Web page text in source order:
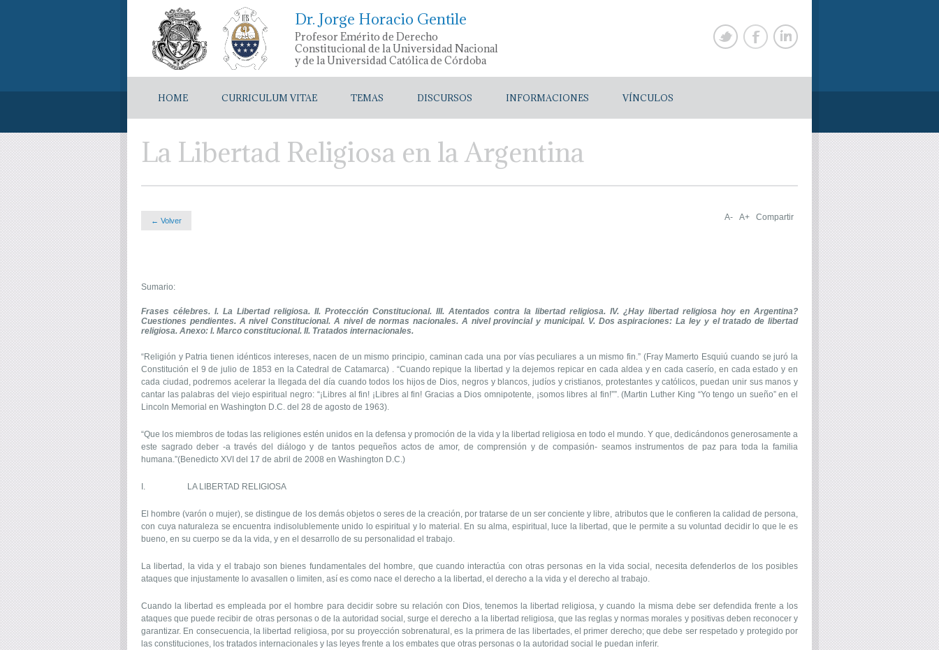
Dr. Jorge Horacio Gentile
Profesor Emérito de Derecho
Constitucional de la Universidad Nacional
y de la Universidad Católica de Córdoba
HOME CURRICULUM VITAE TEMAS DISCURSOS INFORMACIONES VÍNCULOS
La Libertad Religiosa en la Argentina
← Volver A- A+ Compartir
Sumario:
Frases célebres. I. La Libertad religiosa. II. Protección Constitucional. III. Atentados contra la libertad religiosa. IV. ¿Hay libertad religiosa hoy en Argentina?
Cuestiones pendientes. A nivel Constitucional. A nivel de normas nacionales. A nivel provincial y municipal. V. Dos aspiraciones: La ley y el tratado de libertad
religiosa. Anexo: I. Marco constitucional. II. Tratados internacionales.
“Religión y Patria tienen idénticos intereses, nacen de un mismo principio, caminan cada una por vías peculiares a un mismo fin.” (Fray Mamerto Esquiú cuando se juró la
Constitución el 9 de julio de 1853 en la Catedral de Catamarca) . “Cuando repique la libertad y la dejemos repicar en cada aldea y en cada caserío, en cada estado y en
cada ciudad, podremos acelerar la llegada del día cuando todos los hijos de Dios, negros y blancos, judíos y cristianos, protestantes y católicos, puedan unir sus manos y
cantar las palabras del viejo espiritual negro: “¡Libres al fin! ¡Libres al fin! Gracias a Dios omnipotente, ¡somos libres al fin!””. (Martin Luther King “Yo tengo un sueño” en el
Lincoln Memorial en Washington D.C. del 28 de agosto de 1963).
“Que los miembros de todas las religiones estén unidos en la defensa y promoción de la vida y la libertad religiosa en todo el mundo. Y que, dedicándonos generosamente a
este sagrado deber -a través del diálogo y de tantos pequeños actos de amor, de comprensión y de compasión- seamos instrumentos de paz para toda la familia
humana.”(Benedicto XVI del 17 de abril de 2008 en Washington D.C.)
I. LA LIBERTAD RELIGIOSA
El hombre (varón o mujer), se distingue de los demás objetos o seres de la creación, por tratarse de un ser conciente y libre, atributos que le confieren la calidad de persona,
con cuya naturaleza se encuentra indisolublemente unido lo espiritual y lo material. En su alma, espiritual, luce la libertad, que le permite a su voluntad decidir lo que le es
bueno, en su cuerpo se da la vida, y en el desarrollo de su personalidad el trabajo.
La libertad, la vida y el trabajo son bienes fundamentales del hombre, que cuando interactúa con otras personas en la vida social, necesita defenderlos de los posibles
ataques que injustamente lo avasallen o limiten, así es como nace el derecho a la libertad, el derecho a la vida y el derecho al trabajo.
Cuando la libertad es empleada por el hombre para decidir sobre su relación con Dios, tenemos la libertad religiosa, y cuando la misma debe ser defendida frente a los
ataques que puede recibir de otras personas o de la autoridad social, surge el derecho a la libertad religiosa, que las reglas y normas morales y positivas deben reconocer y
garantizar. En consecuencia, la libertad religiosa, por su proyección sobrenatural, es la primera de las libertades, el primer derecho; que debe ser respetado y protegido por
las constituciones, los tratados internacionales y las leyes frente a los embates que otras personas o la autoridad social le puedan inferir.